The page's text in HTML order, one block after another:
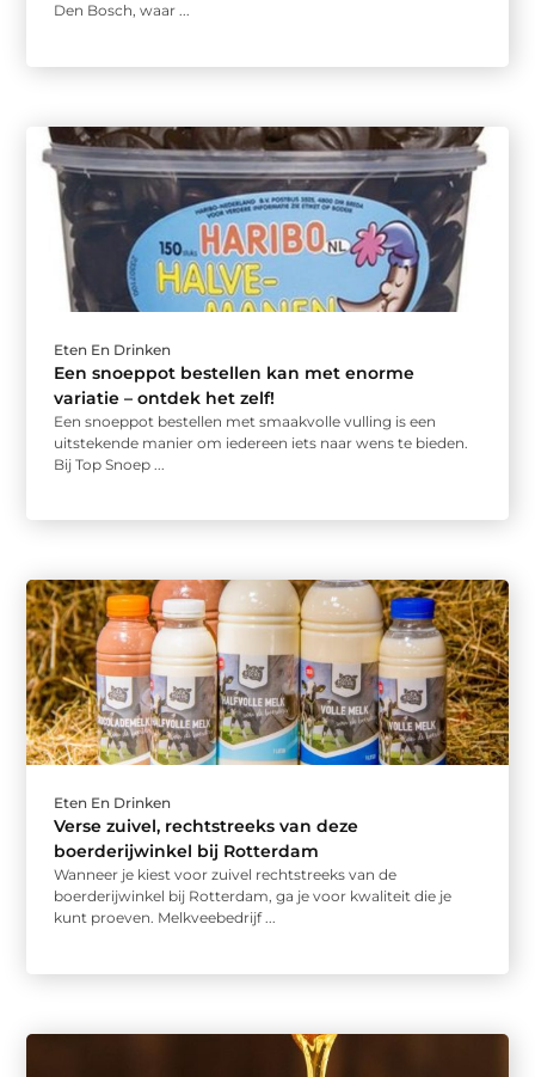
Den Bosch, waar ...
Eten En Drinken
Een snoeppot bestellen kan met enorme
variatie – ontdek het zelf!
Een snoeppot bestellen met smaakvolle vulling is een
uitstekende manier om iedereen iets naar wens te bieden.
Bij Top Snoep ...
Eten En Drinken
Verse zuivel, rechtstreeks van deze
boerderijwinkel bij Rotterdam
Wanneer je kiest voor zuivel rechtstreeks van de
boerderijwinkel bij Rotterdam, ga je voor kwaliteit die je
kunt proeven. Melkveebedrijf ...